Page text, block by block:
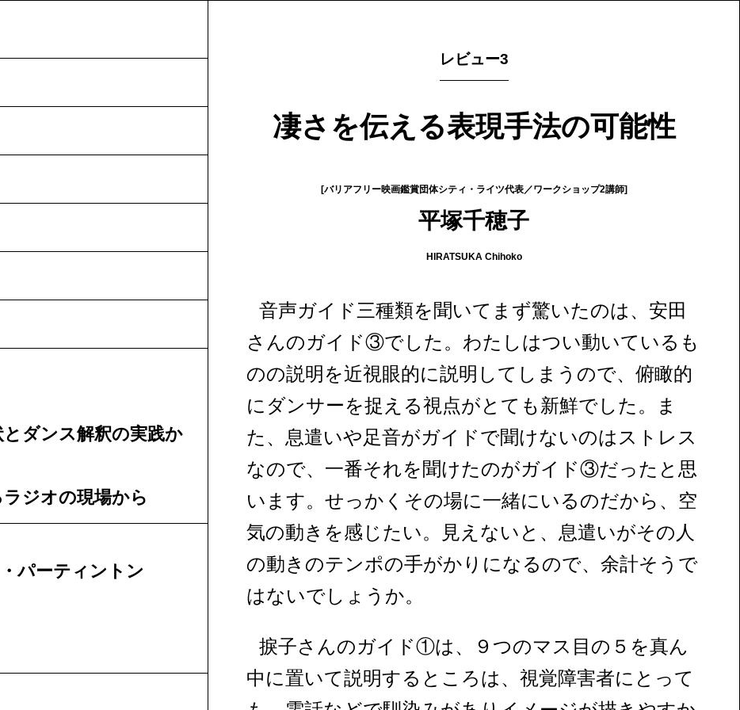
ダンス解釈の実践か
ジオの現場から
パーティントン
レビュー3
凄さを伝える表現手法の可能性
[バリアフリー映画鑑賞団体シティ・ライツ代表／ワークショップ2講師]
平塚千穂子
HIRATSUKA Chihoko
バ
リ
ア
フ
リ
ー
え
い
が
か
し
ょ
音声ガイド三種類を聞いてまず驚いたのは、安田
さんのガイド③でした。わたしはつい動いているも
のの説明を近視眼的に説明してしまうので、俯瞰的
にダンサーを捉える視点がとても新鮮でした。ま
た、息遣いや足音がガイドで聞けないのはストレス
なので、一番それを聞けたのがガイド③だったと思
います。せっかくその場に一緒にいるのだから、空
気の動きを感じたい。見えないと、息遣いがその人
の動きのテンポの手がかりになるので、余計そうで
はないでしょうか。
捩子さんのガイド①は、９つのマス目の５を真ん
中に置いて説明するところは、視覚障害者にとって